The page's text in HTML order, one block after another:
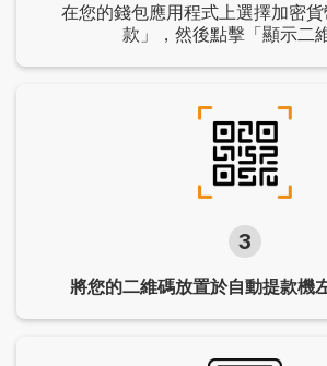
在您的錢包應用程式上選擇加密
款」，然後點擊「顯示二
3
將您的二維碼放置於自動提款機